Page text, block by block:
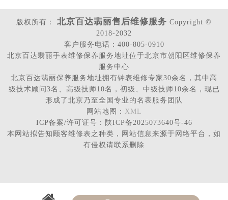
版权所有： 北京百达翡丽售后维修服务 Copyright ©
2018-2032
客户服务电话：400-805-0910
北京百达翡丽手表维修保养服务地址位于北京市朝阳区维修保养
服务中心
北京百达翡丽保养服务地址拥有钟表维修专家30余名，其中高
级技术顾问3名、高级技师10名，初级、中级技师10余名，现已
形成了北京乃至全国专业的名表服务团队
网站地图： XML
ICP备案/许可证号：陕ICP备2025073640号-46
本网站拟告知顾客维修表之种类，网站信息来源于网络平台，如
有侵权请联系删除